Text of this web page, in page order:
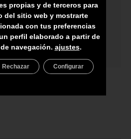
CANARIAS
PERSONAL
PRODUCTO NO INCLUYE
propias y de terceros para
del sitio web y mostrarte
con tus preferencias
perfil elaborado a partir de
navegación. ajustes.
Rechazar Configurar